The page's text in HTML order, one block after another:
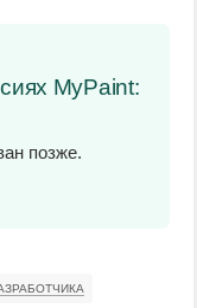
MyPaint:
позже.